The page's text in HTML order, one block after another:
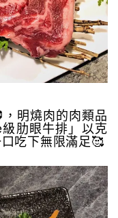
明燒肉的肉類品
級肋眼牛排」以克
吃下無限滿足🥰